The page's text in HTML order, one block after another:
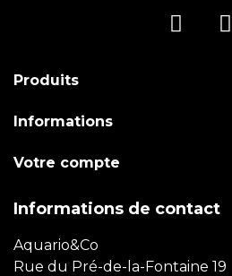
Produits
Informations
Votre compte
Informations de contact
Aquario&Co
Rue du Pré-de-la-Fontaine 19